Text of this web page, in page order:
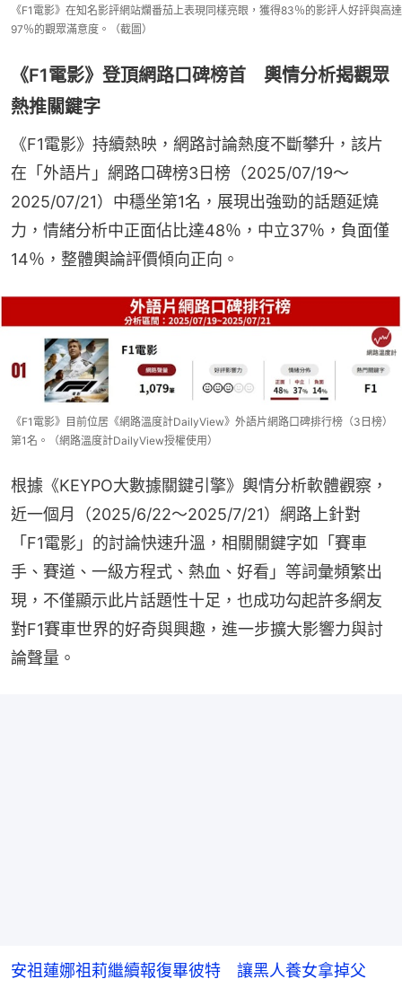
《F1電影》在知名影評網站爛番茄上表現同樣亮眼，獲得83％的影評人好評與高達
97％的觀眾滿意度。（截圖）
《F1電影》登頂網路口碑榜首 輿情分析揭觀眾
熱推關鍵字
《F1電影》持續熱映，網路討論熱度不斷攀升，該片
在「外語片」網路口碑榜3日榜（2025/07/19～
2025/07/21）中穩坐第1名，展現出強勁的話題延燒
力，情緒分析中正面佔比達48％，中立37％，負面僅
14％，整體輿論評價傾向正向。
《F1電影》目前位居《網路溫度計DailyView》外語片網路口碑排行榜（3日榜）
第1名。（網路溫度計DailyView授權使用）
根據《KEYPO大數據關鍵引擎》輿情分析軟體觀察，
近一個月（2025/6/22～2025/7/21）網路上針對
「F1電影」的討論快速升溫，相關關鍵字如「賽車
手、賽道、一級方程式、熱血、好看」等詞彙頻繁出
現，不僅顯示此片話題性十足，也成功勾起許多網友
對F1賽車世界的好奇與興趣，進一步擴大影響力與討
論聲量。
安祖蓮娜祖莉繼續報復畢彼特 讓黑人養女拿掉父